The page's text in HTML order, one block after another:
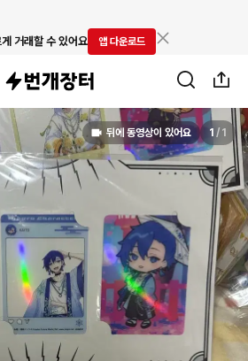
거래할 수 있어요 앱 다운로드
뒤에 동영상이 있어요 1 / 1